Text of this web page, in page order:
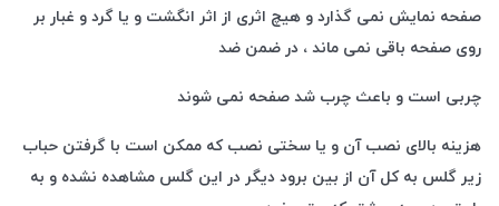
صفحه نمایش نمی گذارد و هیچ اثری از اثر انگشت و یا گرد و غبار بر
روی صفحه باقی نمی ماند ، در ضمن ضد
چربی است و باعث چرب شد صفحه نمی شوند
هزینه بالای نصب آن و یا سختی نصب که ممکن است با گرفتن حباب
زیر گلس به کل آن از بین برود دیگر در این گلس مشاهده نشده و به